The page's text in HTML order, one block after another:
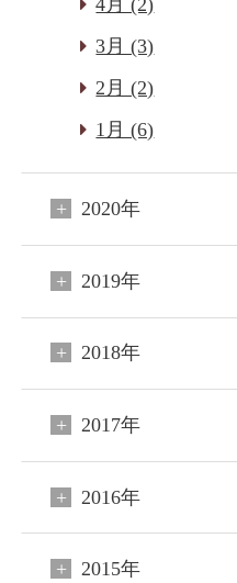
3月 (3)
2月 (2)
1月 (6)
2020年
2019年
2018年
2017年
2016年
2015年